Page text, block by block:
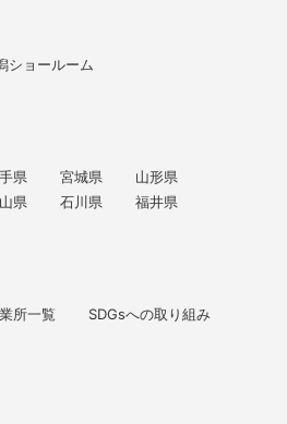
ショールーム
県 宮城県
山形県
県 石川県
福井県
所一覧 SDGsへの取り組み